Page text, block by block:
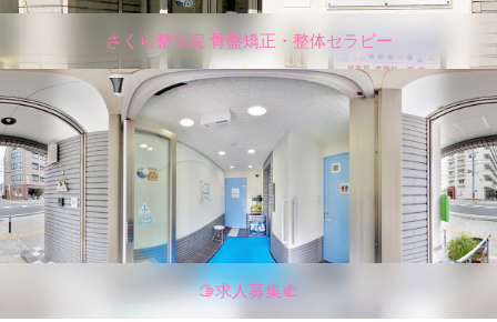
さくら整体院 骨盤矯正・整体セラピー
🫱求人募集🫲